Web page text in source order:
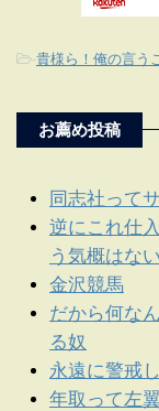
-貴様ら！俺の言う
お薦め投稿
同志社って
逆にこれ仕
う気概はな
金沢競馬
だから何な
る奴
永遠に警戒
年取って左